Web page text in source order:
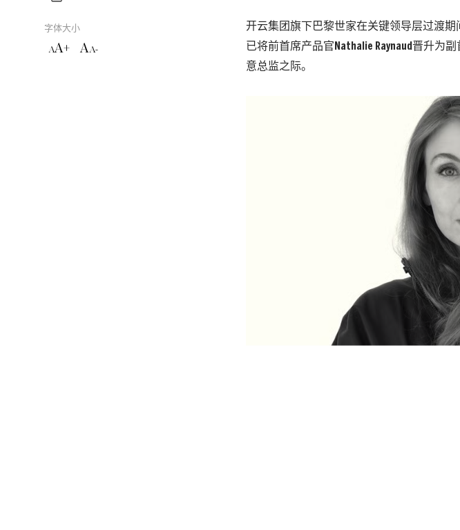
字体大小
AA+ AA-
开云集团旗下巴黎世家在关键领导层过渡
已将前首席产品官Nathalie Raynaud晋升为
意总监之际。